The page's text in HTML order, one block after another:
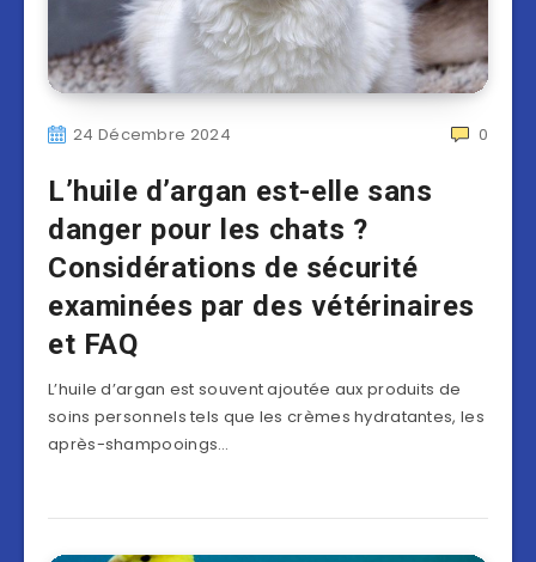
24 Décembre 2024 0
L’huile d’argan est-elle sans
danger pour les chats ?
Considérations de sécurité
examinées par des vétérinaires
et FAQ
L’huile d’argan est souvent ajoutée aux produits de
soins personnels tels que les crèmes hydratantes, les
après-shampooings…